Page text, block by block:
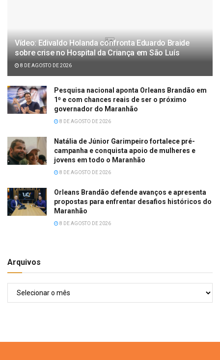
Vídeo: Edivaldo Holanda confronta Eduardo Braide
sobre crise no Hospital da Criança em São Luís
8 DE AGOSTO DE 2026
Pesquisa nacional aponta Orleans Brandão em
1⁰ e com chances reais de ser o próximo
governador do Maranhão
8 DE AGOSTO DE 2026
Natália de Júnior Garimpeiro fortalece pré-
campanha e conquista apoio de mulheres e
jovens em todo o Maranhão
8 DE AGOSTO DE 2026
Orleans Brandão defende avanços e apresenta
propostas para enfrentar desafios históricos do
Maranhão
8 DE AGOSTO DE 2026
Arquivos